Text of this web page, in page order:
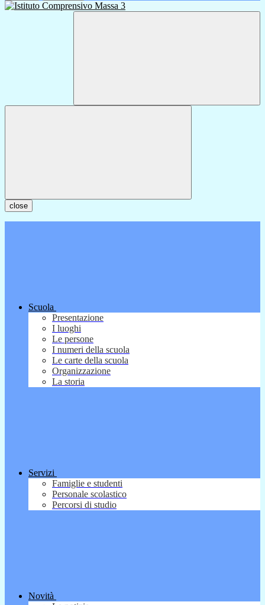
close
Scuola
Presentazione
I luoghi
Le persone
I numeri della scuola
Le carte della scuola
Organizzazione
La storia
Servizi
Famiglie e studenti
Personale scolastico
Percorsi di studio
Novità